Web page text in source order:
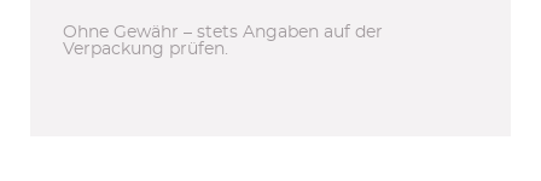
Ohne Gewähr – stets Angaben auf der
Verpackung prüfen.